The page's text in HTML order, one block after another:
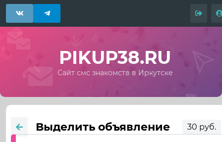
PIKUP38.RU
Сайт смс знакомств в Иркутске
Выделить объявление 30 руб.